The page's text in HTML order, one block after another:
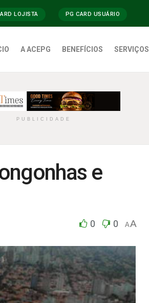
LOJISTA PG CARD USUÁRIO
A ACEPG BENEFÍCIOS SERVIÇOS
PUBLICIDADE
e
0 0 AA